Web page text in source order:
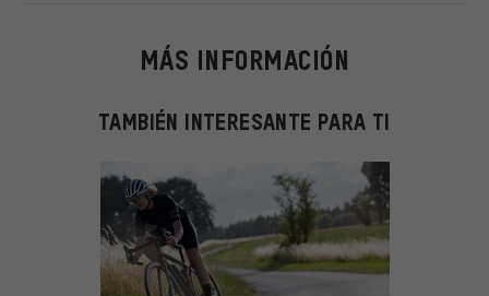
MÁS INFORMACIÓN
TAMBIÉN INTERESANTE PARA TI